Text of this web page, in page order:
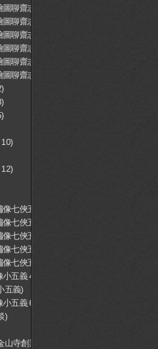
聊齋志異 4)
聊齋志異 5)
聊齋志異 6)
聊齋志異 7)
聊齋志異 8)
聊齋志異 1)
七俠五義 1)
七俠五義 3)
七俠五義 4)
七俠五義 5)
七俠五義 6)
五義 4)
五義)
五義 6)
)
寺創業宴錄)